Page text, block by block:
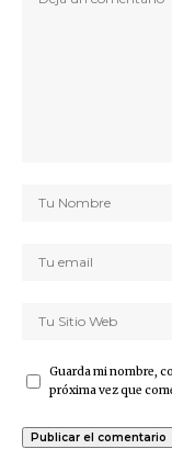
Guarda mi nombre,
próxima vez que